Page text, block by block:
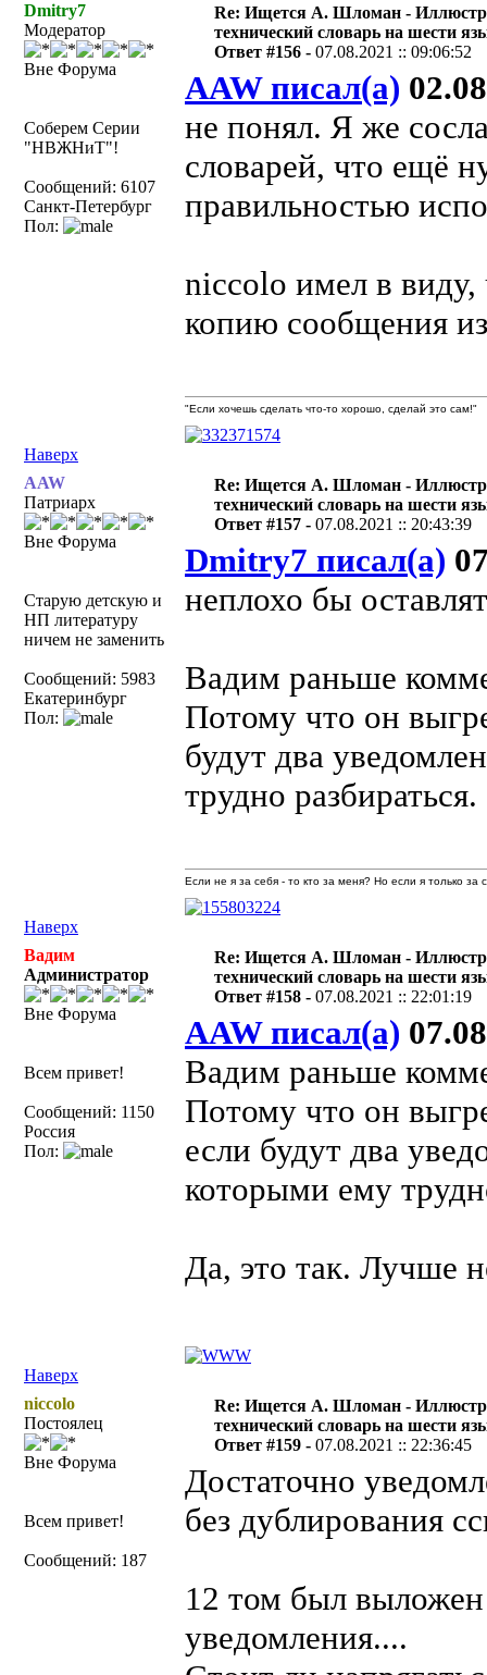
Dmitry7
Модератор
Вне Форума
Соберем Серии
"НВЖНиТ"!
Сообщений: 6107
Санкт-Петербург
Пол:
Re: Ищется А. Шломан -
технический словарь на шести
Ответ #156 -07.08.2021 :: 09:06:52
AAW писал(а)
не понял. Я же
словарей, что ещё
правильностью
niccolo имел в виду,
копию сообщения
Наверх
"Если хочешь сделать что-то хорошо, сделай это сам!"
AAW
Патриарх
Вне Форума
Старую детскую и
НП литературу
ничем не заменить
Сообщений: 5983
Екатеринбург
Пол:
Re: Ищется А. Шломан -
технический словарь на шести
Ответ #157 -07.08.2021 :: 20:43:39
Dmitry7 писал(а)
неплохо бы
Вадим раньше
Потому что он
будут два
трудно разбираться.
Наверх
Если не я за себя - то кто за меня? Но если я только
Вадим
Администратор
Вне Форума
Всем привет!
Сообщений: 1150
Россия
Пол:
Re: Ищется А. Шломан -
технический словарь на шести
Ответ #158 -07.08.2021 :: 22:01:19
AAW писал(а)
Вадим раньше
Потому что он
если будут два
которыми ему
Да, это так. Лучше
Наверх
niccolo
Постоялец
Вне Форума
Всем привет!
Сообщений: 187
Re: Ищется А. Шломан -
технический словарь на шести
Ответ #159 -07.08.2021 :: 22:36:45
Достаточно
без дублирования
12 том был
уведомления....